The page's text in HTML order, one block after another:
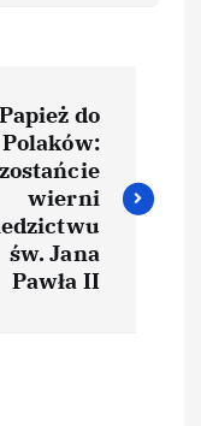
Papież do
Polaków:
wierni
św. Jana
Pawła II